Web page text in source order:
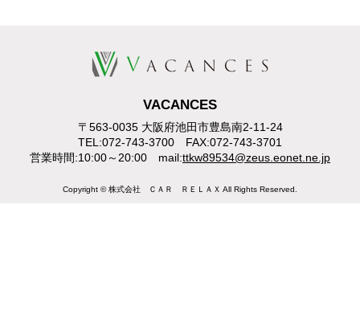
VACANCES
〒563-0035 大阪府池田市豊島南2-11-24
TEL:072-743-3700 FAX:072-743-3701
営業時間:10:00～20:00 mail:ttkw89534@zeus.eonet.ne.jp
Copyright © 株式会社 ＣＡＲ ＲＥＬＡＸ All Rights Reserved.